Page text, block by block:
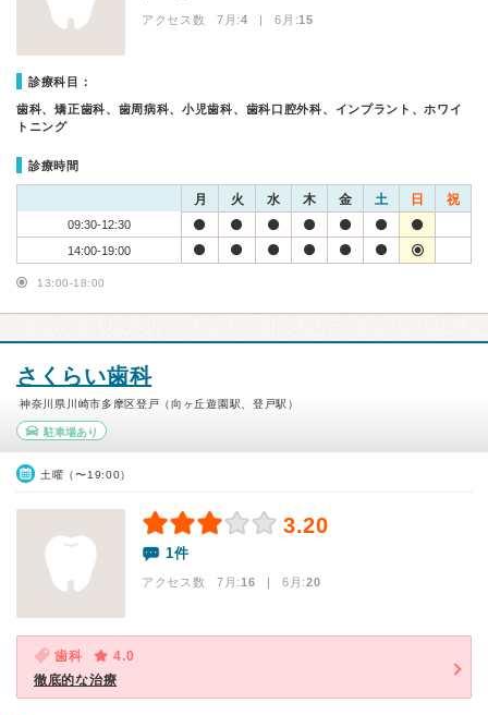
アクセス数 7月:4 | 6月:15
診療科目：
歯科、矯正歯科、歯周病科、小児歯科、歯科口腔外科、インプラント、ホワイ
トニング
診療時間
月 火 水 木 金 土 日 祝
09:30-12:30
14:00-19:00
13:00-18:00
さくらい歯科
神奈川県川崎市多摩区登戸（向ヶ丘遊園駅、登戸駅）
駐車場あり
土曜（〜19:00）
3.20
1件
アクセス数 7月:16 | 6月:20
歯科
4.0
徹底的な治療